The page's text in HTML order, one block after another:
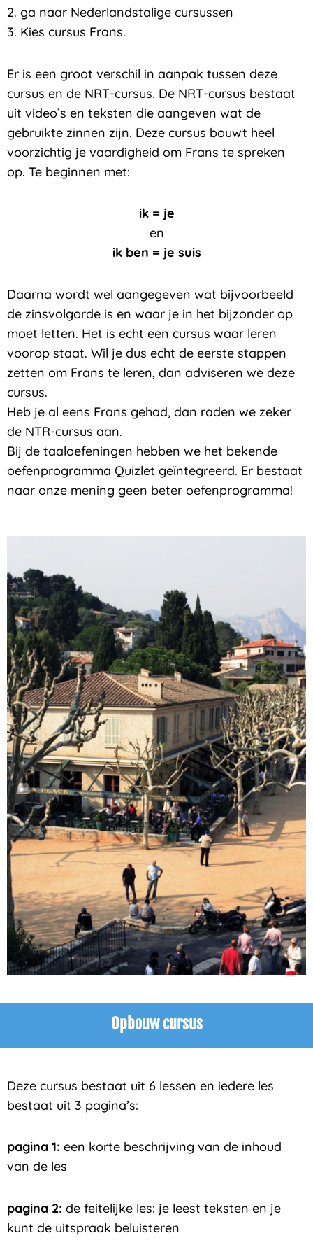
2. ga naar Nederlandstalige cursussen
3. Kies cursus Frans.
Er is een groot verschil in aanpak tussen deze
cursus en de NRT-cursus. De NRT-cursus bestaat
uit video’s en teksten die aangeven wat de
gebruikte zinnen zijn. Deze cursus bouwt heel
voorzichtig je vaardigheid om Frans te spreken
op. Te beginnen met:
ik = je
en
ik ben = je suis
Daarna wordt wel aangegeven wat bijvoorbeeld
de zinsvolgorde is en waar je in het bijzonder op
moet letten. Het is echt een cursus waar leren
voorop staat. Wil je dus echt de eerste stappen
zetten om Frans te leren, dan adviseren we deze
cursus.
Heb je al eens Frans gehad, dan raden we zeker
de NTR-cursus aan.
Bij de taaloefeningen hebben we het bekende
oefenprogramma Quizlet geïntegreerd. Er bestaat
naar onze mening geen beter oefenprogramma!
Opbouw cursus
Deze cursus bestaat uit 6 lessen en iedere les
bestaat uit 3 pagina’s:
pagina 1: een korte beschrijving van de inhoud
van de les
pagina 2: de feitelijke les: je leest teksten en je
kunt de uitspraak beluisteren